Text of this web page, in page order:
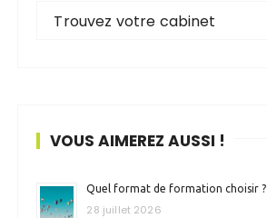
Trouvez votre cabinet
VOUS AIMEREZ AUSSI !
Quel format de formation choisir ?
28 juillet 2026